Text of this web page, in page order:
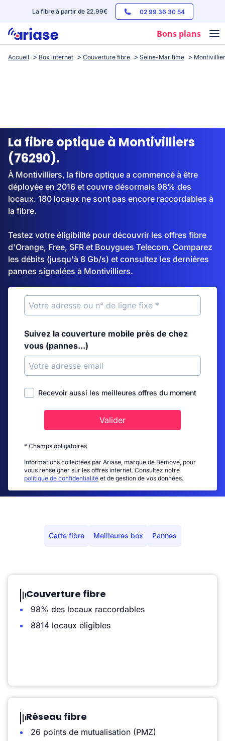
La fibre à partir de 22,99€ 02 99 36 30 54
Bons plans
Box internet
Streaming
Accueil Box internet Couverture fibre Seine-Maritime
La fibre optique à Montivilliers
(76290).
À Montivilliers, la fibre optique a commencé à être
déployée en 2016 et couvre désormais 98% des
locaux. 180 locaux ne sont pas encore raccordables à
la fibre.
Testez votre éligibilité pour découvrir les offres fibre
d'Orange, Free, SFR et Bouygues Telecom. Comparez
les débits (jusqu'à 8 Gb/s) et consultez les dernières
pannes signalées à Montivilliers.
Suivez la couverture mobile près de chez
vous (pannes...)
Recevoir aussi les meilleures offres du moment
Valider
* Champs obligatoires
Informations collectées par Ariase, marque de Bemove, pour
vous renseigner sur les offres internet. Consultez notre
politique de confidentialité et de gestion de vos données.
Carte fibre Meilleures box Pannes
Couverture fibre
98% des locaux raccordables
8814 locaux éligibles
Réseau fibre
26 points de mutualisation (PMZ)